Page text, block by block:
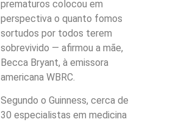
prematuros colocou em
perspectiva o quanto fomos
sortudos por todos terem
sobrevivido — afirmou a mãe,
Becca Bryant, à emissora
americana WBRC.
Segundo o Guinness, cerca de
30 especialistas em medicina